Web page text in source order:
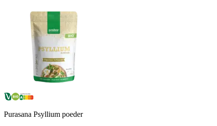
Purasana Psyllium poeder